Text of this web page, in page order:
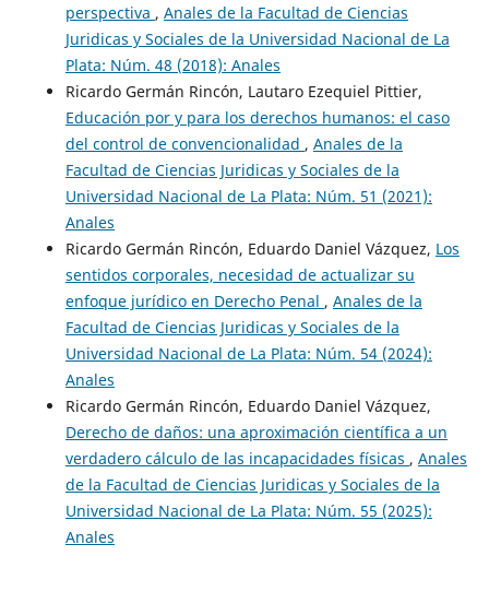
perspectiva , Anales de la Facultad de Ciencias
Juridicas y Sociales de la Universidad Nacional de La
Plata: Núm. 48 (2018): Anales
Ricardo Germán Rincón, Lautaro Ezequiel Pittier,
Educación por y para los derechos humanos: el caso
del control de convencionalidad , Anales de la
Facultad de Ciencias Juridicas y Sociales de la
Universidad Nacional de La Plata: Núm. 51 (2021):
Anales
Ricardo Germán Rincón, Eduardo Daniel Vázquez, Los
sentidos corporales, necesidad de actualizar su
enfoque jurídico en Derecho Penal , Anales de la
Facultad de Ciencias Juridicas y Sociales de la
Universidad Nacional de La Plata: Núm. 54 (2024):
Anales
Ricardo Germán Rincón, Eduardo Daniel Vázquez,
Derecho de daños: una aproximación científica a un
verdadero cálculo de las incapacidades físicas , Anales
de la Facultad de Ciencias Juridicas y Sociales de la
Universidad Nacional de La Plata: Núm. 55 (2025):
Anales